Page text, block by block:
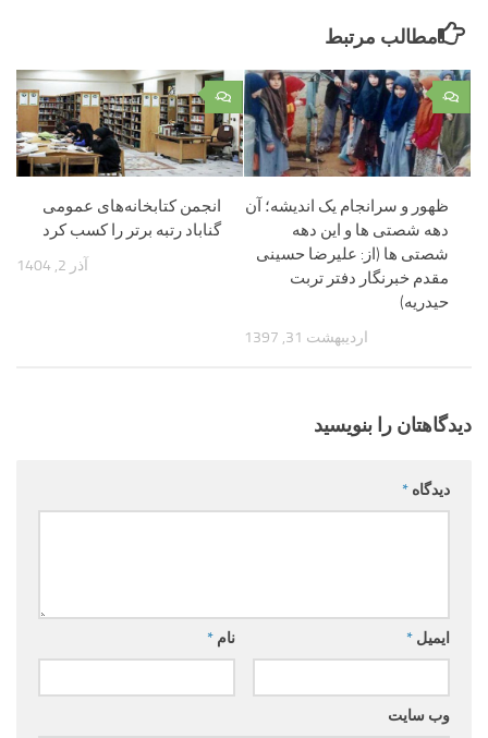
مطالب مرتبط
۰
انجمن کتابخانه‌های عمومی
گناباد رتبه برتر را کسب کرد
آذر 2, 1404
۰
ظهور و سرانجام یک اندیشه؛ آن
دهه شصتی ها و این دهه
شصتی ها (از: علیرضا حسینی
مقدم خبرنگار دفتر تربت
حیدریه)
اردیبهشت 31, 1397
دیدگاهتان را بنویسید
دیدگاه *
نام * ایمیل *
وب‌ سایت